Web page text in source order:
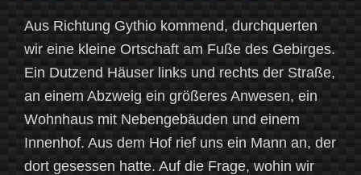
Aus Richtung Gythio kommend, durchquerten
wir eine kleine Ortschaft am Fuße des Gebirges.
Ein Dutzend Häuser links und rechts der Straße,
an einem Abzweig ein größeres Anwesen, ein
Wohnhaus mit Nebengebäuden und einem
Innenhof. Aus dem Hof rief uns ein Mann an, der
dort gesessen hatte. Auf die Frage, wohin wir